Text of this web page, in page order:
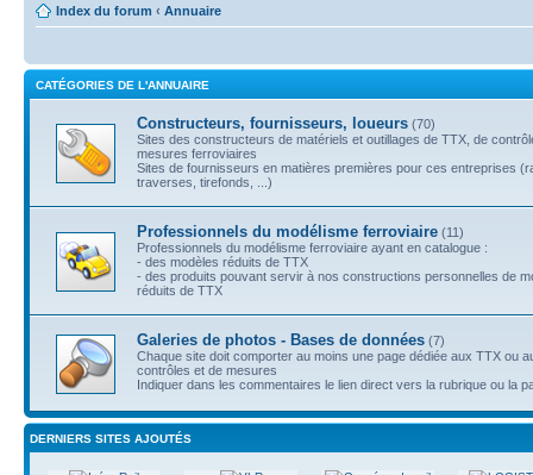
Index du forum ‹ Annuaire
CATÉGORIES DE L'ANNUAIRE
Constructeurs, fournisseurs, loueurs (70)
Sites des constructeurs de matériels et outillages de TTX, de
mesures ferroviaires
Sites de fournisseurs en matières premières pour ces entreprises
traverses, tirefonds, ...)
Professionnels du modélisme ferroviaire (11)
Professionnels du modélisme ferroviaire ayant en catalogue :
- des modèles réduits de TTX
- des produits pouvant servir à nos constructions personnelles de
réduits de TTX
Galeries de photos - Bases de données (7)
Chaque site doit comporter au moins une page dédiée aux TTX ou
contrôles et de mesures
Indiquer dans les commentaires le lien direct vers la rubrique ou la
DERNIERS SITES AJOUTÉS